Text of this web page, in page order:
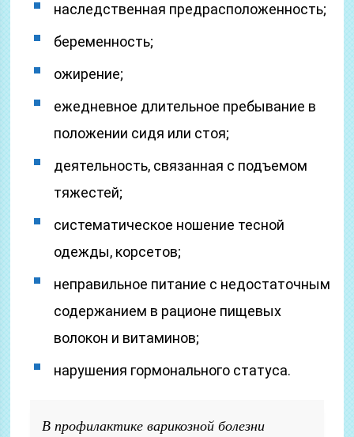
наследственная предрасположенность;
беременность;
ожирение;
ежедневное длительное пребывание в
положении сидя или стоя;
деятельность, связанная с подъемом
тяжестей;
систематическое ношение тесной
одежды, корсетов;
неправильное питание с недостаточным
содержанием в рационе пищевых
волокон и витаминов;
нарушения гормонального статуса.
В профилактике варикозной болезни